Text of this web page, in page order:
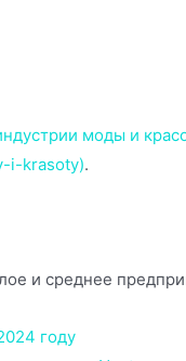
моды и
i-krasoty).
и среднее
году